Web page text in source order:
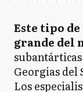
Este tipo
grande del
Georgias del
Los